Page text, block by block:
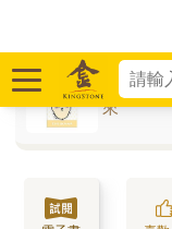
呀哈★吉
來